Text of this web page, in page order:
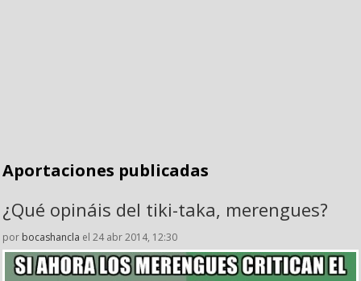
Aportaciones publicadas
¿Qué opináis del tiki-taka, merengues?
por bocashancla el 24 abr 2014, 12:30